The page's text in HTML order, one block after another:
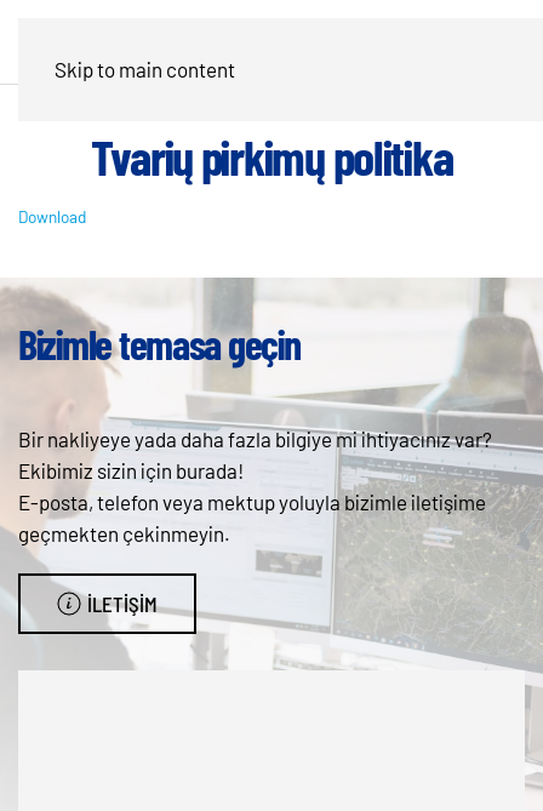
Skip to main content
Tvarių pirkimų politika
Download
Bizimle temasa geçin
Bir nakliyeye yada daha fazla bilgiye mi ihtiyacınız var?
Ekibimiz sizin için burada!
E-posta, telefon veya mektup yoluyla bizimle iletişime
geçmekten çekinmeyin.
İLETIŞIM